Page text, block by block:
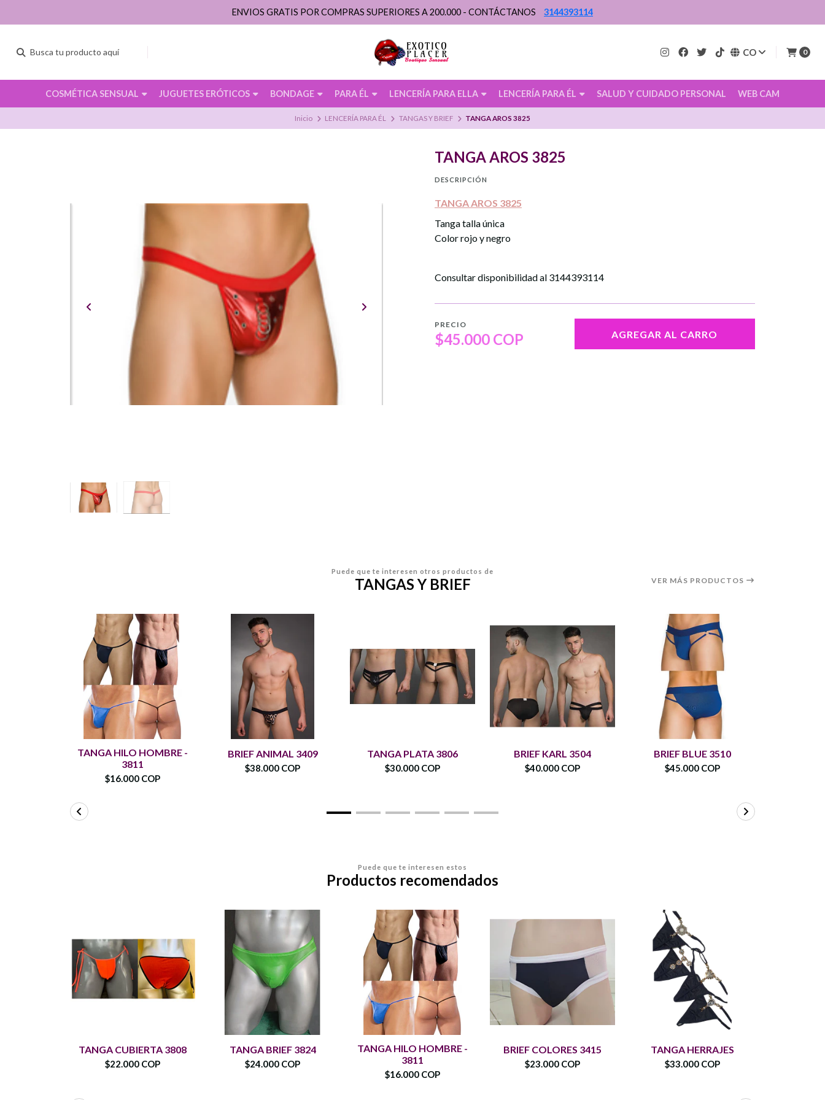
CO 0
COSMÉTICA SENSUAL JUGUETES ERÓTICOS BONDAGE PARA ÉL LENCERÍA PARA ELLA LENCERÍA PARA ÉL SALUD Y CUIDADO PERSONAL WEB CAM
ENVIOS GRATIS POR COMPRAS SUPERIORES A 200.000 - CONTÁCTANOS 3144393114
Inicio LENCERÍA PARA ÉL TANGAS Y BRIEF TANGA AROS 3825
TANGA AROS 3825
DESCRIPCIÓN
TANGA AROS 3825
Tanga talla única
Color rojo y negro
Consultar disponibilidad al 3144393114
PRECIO
$45.000 COP AGREGAR AL CARRO
Puede que te interesen otros productos de
TANGAS Y BRIEF VER MÁS PRODUCTOS
TANGA HILO HOMBRE -
3811
$16.000 COP
BRIEF ANIMAL 3409
$38.000 COP
TANGA PLATA 3806
$30.000 COP
BRIEF KARL 3504
$40.000 COP
BRIEF BLUE 3510
$45.000 COP
Puede que te interesen estos
Productos recomendados
TANGA CUBIERTA 3808
$22.000 COP
TANGA BRIEF 3824
$24.000 COP
TANGA HILO HOMBRE -
3811
$16.000 COP
BRIEF COLORES 3415
$23.000 COP
TANGA HERRAJES
$33.000 COP